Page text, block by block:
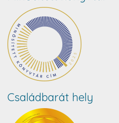
Családbarát hely